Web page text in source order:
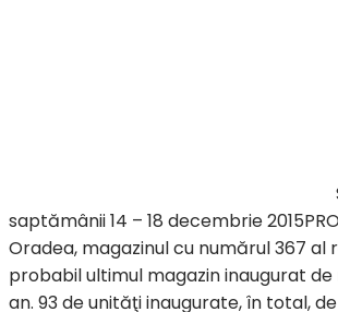
saptămânii 14 – 18 decembrie
Oradea, magazinul cu numărul 367 al
probabil ultimul magazin inaugurat
an. 93 de unităţi inaugurate, în total, de